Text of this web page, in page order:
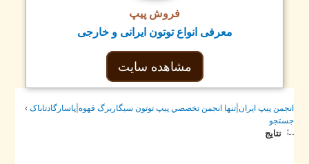
فروش پیپ
معرفی انواع توتون ایرانی و خارجی
مشاهده سایت
پيپ ايران|تنها انجمن تخصصي پيپ توتون سيگاربرگ قهوه|پاسارگادتاباک›
نتایج